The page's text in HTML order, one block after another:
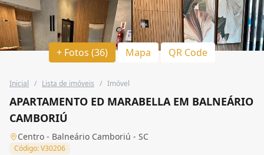
+ Fotos (36) Mapa QR Code
Inicial / Lista de imóveis / Imóvel
APARTAMENTO ED MARABELLA EM BALNEÁRIO
CAMBORIÚ
Centro - Balneário Camboriú - SC
Código: V30206